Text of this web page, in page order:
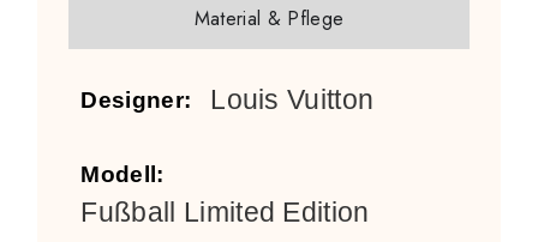
Material & Pflege
Designer: Louis Vuitton
Modell:
Fußball Limited Edition